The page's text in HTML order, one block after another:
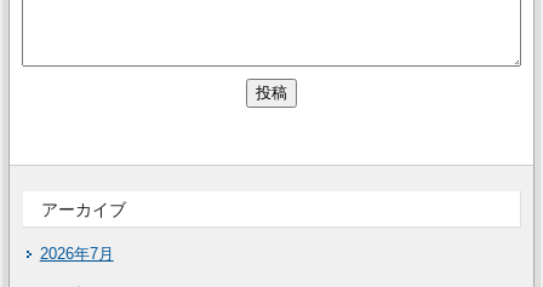
アーカイブ
2026年7月